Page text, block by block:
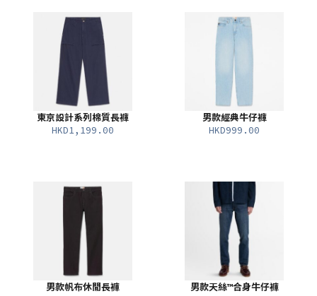
東京設計系列棉質長褲
HKD1,199.00
男款經典牛仔褲
HKD999.00
男款帆布休閒長褲
男款天絲™合身牛仔褲